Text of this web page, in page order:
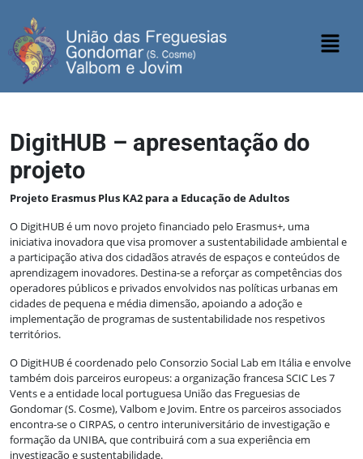
DigitHUB – apresentação do
projeto
Projeto Erasmus Plus KA2 para a Educação de Adultos
O DigitHUB é um novo projeto financiado pelo Erasmus+, uma
iniciativa inovadora que visa promover a sustentabilidade ambiental e
a participação ativa dos cidadãos através de espaços e conteúdos de
aprendizagem inovadores. Destina-se a reforçar as competências dos
operadores públicos e privados envolvidos nas políticas urbanas em
cidades de pequena e média dimensão, apoiando a adoção e
implementação de programas de sustentabilidade nos respetivos
territórios.
O DigitHUB é coordenado pelo Consorzio Social Lab em Itália e envolve
também dois parceiros europeus: a organização francesa SCIC Les 7
Vents e a entidade local portuguesa União das Freguesias de
Gondomar (S. Cosme), Valbom e Jovim. Entre os parceiros associados
encontra-se o CIRPAS, o centro interuniversitário de investigação e
formação da UNIBA, que contribuirá com a sua experiência em
investigação e sustentabilidade.